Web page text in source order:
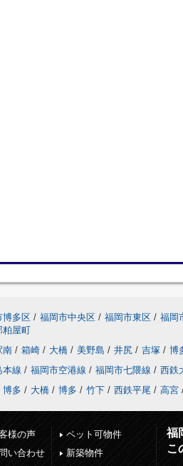
博多区 / 福岡市中央区 / 福岡市東区 / 福岡
粕屋町
南 / 箱崎 / 大橋 / 美野島 / 井尻 / 吉塚 / 博
本線 / 福岡市空港線 / 福岡市七隈線 / 西鉄
博多 / 大橋 / 博多 / 竹下 / 西鉄平尾 / 高宮
様の声
い合わせ
ペット可物件
新築物件
福
こ